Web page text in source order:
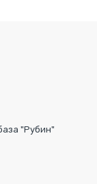
"Рубин"